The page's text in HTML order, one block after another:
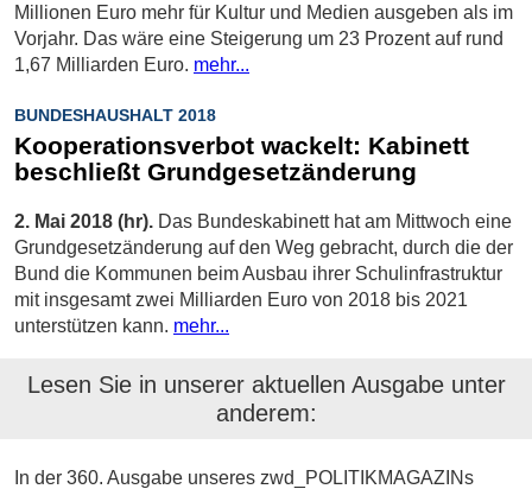
Millionen Euro mehr für Kultur und Medien ausgeben als im
Vorjahr. Das wäre eine Steigerung um 23 Prozent auf rund
1,67 Milliarden Euro. mehr...
BUNDESHAUSHALT 2018
Kooperationsverbot wackelt: Kabinett
beschließt Grundgesetzänderung
2. Mai 2018 (hr). Das Bundeskabinett hat am Mittwoch eine
Grundgesetzänderung auf den Weg gebracht, durch die der
Bund die Kommunen beim Ausbau ihrer Schulinfrastruktur
mit insgesamt zwei Milliarden Euro von 2018 bis 2021
unterstützen kann. mehr...
Lesen Sie in unserer aktuellen Ausgabe unter
anderem:
In der 360. Ausgabe unseres zwd_POLITIKMAGAZINs